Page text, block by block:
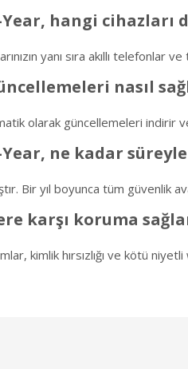
hangi cihazları
yanı sıra akıllı telefonlar
nasıl
olarak güncellemeleri
ne kadar
Bir yıl boyunca tüm güvenlik
karşı koruma
kimlik hırsızlığı ve kötü